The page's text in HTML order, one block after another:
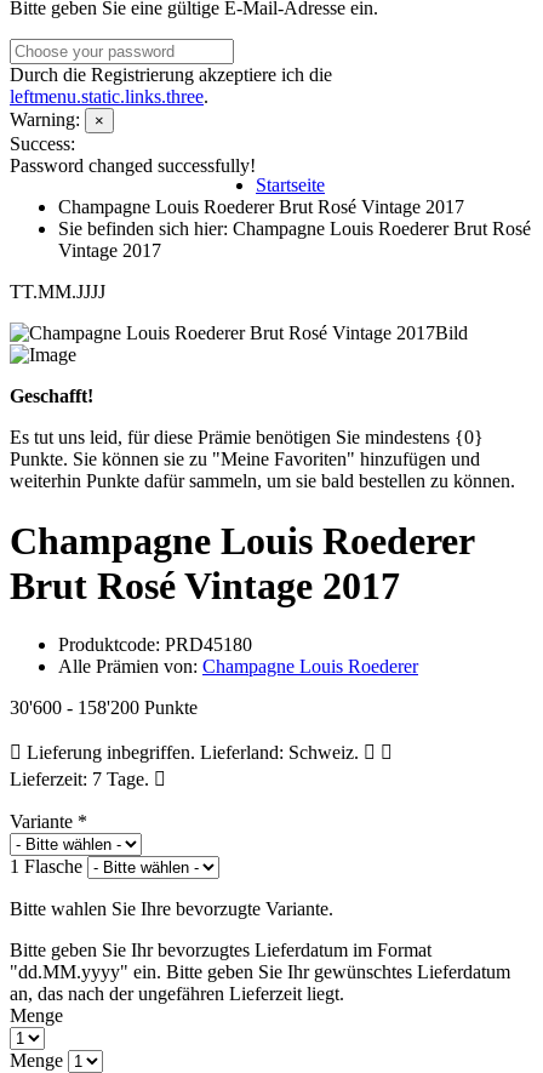
Bitte geben Sie eine gültige E-Mail-Adresse ein.
Durch die Registrierung akzeptiere ich die
leftmenu.static.links.three.
Warning:
×
Success:
Password changed successfully!
Startseite
Champagne Louis Roederer Brut Rosé Vintage 2017
Sie befinden sich hier: Champagne Louis Roederer Brut Rosé
Vintage 2017
TT.MM.JJJJ
Geschafft!
Es tut uns leid, für diese Prämie benötigen Sie mindestens {0}
Punkte. Sie können sie zu "Meine Favoriten" hinzufügen und
weiterhin Punkte dafür sammeln, um sie bald bestellen zu können.
Champagne Louis Roederer
Brut Rosé Vintage 2017
Produktcode: PRD45180
Alle Prämien von: Champagne Louis Roederer
30'600 - 158'200 Punkte
Lieferung inbegriffen. Lieferland: Schweiz.
Lieferzeit: 7 Tage.
Variante *
1 Flasche
Bitte wahlen Sie Ihre bevorzugte Variante.
Bitte geben Sie Ihr bevorzugtes Lieferdatum im Format
"dd.MM.yyyy" ein. Bitte geben Sie Ihr gewünschtes Lieferdatum
an, das nach der ungefähren Lieferzeit liegt.
Menge
Menge